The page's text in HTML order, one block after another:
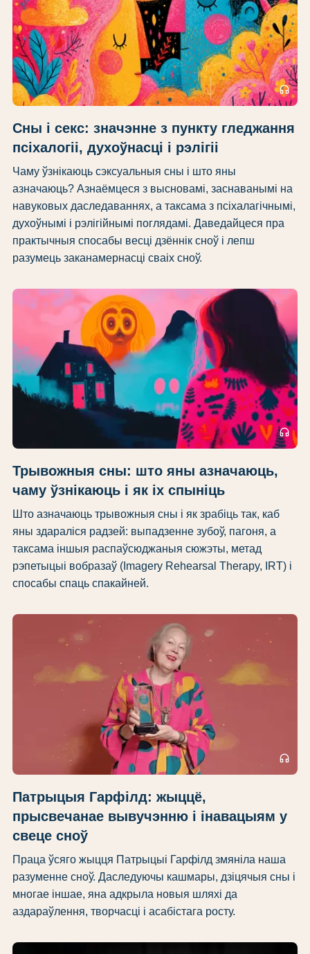
headphones
Сны і секс: значэнне з пункту гледжання
псіхалогіі, духоўнасці і рэлігіі
Чаму ўзнікаюць сэксуальныя сны і што яны
азначаюць? Азнаёмцеся з высновамі, заснаванымі на
навуковых даследаваннях, а таксама з псіхалагічнымі,
духоўнымі і рэлігійнымі поглядамі. Даведайцеся пра
практычныя спосабы весці дзённік сноў і лепш
разумець заканамернасці сваіх сноў.
headphones
Трывожныя сны: што яны азначаюць,
чаму ўзнікаюць і як іх спыніць
Што азначаюць трывожныя сны і як зрабіць так, каб
яны здараліся радзей: выпадзенне зубоў, пагоня, а
таксама іншыя распаўсюджаныя сюжэты, метад
рэпетыцыі вобразаў (Imagery Rehearsal Therapy, IRT) і
спосабы спаць спакайней.
headphones
Патрыцыя Гарфілд: жыццё,
прысвечанае вывучэнню і інавацыям у
свеце сноў
Праца ўсяго жыцця Патрыцыі Гарфілд змяніла наша
разуменне сноў. Даследуючы кашмары, дзіцячыя сны і
многае іншае, яна адкрыла новыя шляхі да
аздараўлення, творчасці і асабістага росту.